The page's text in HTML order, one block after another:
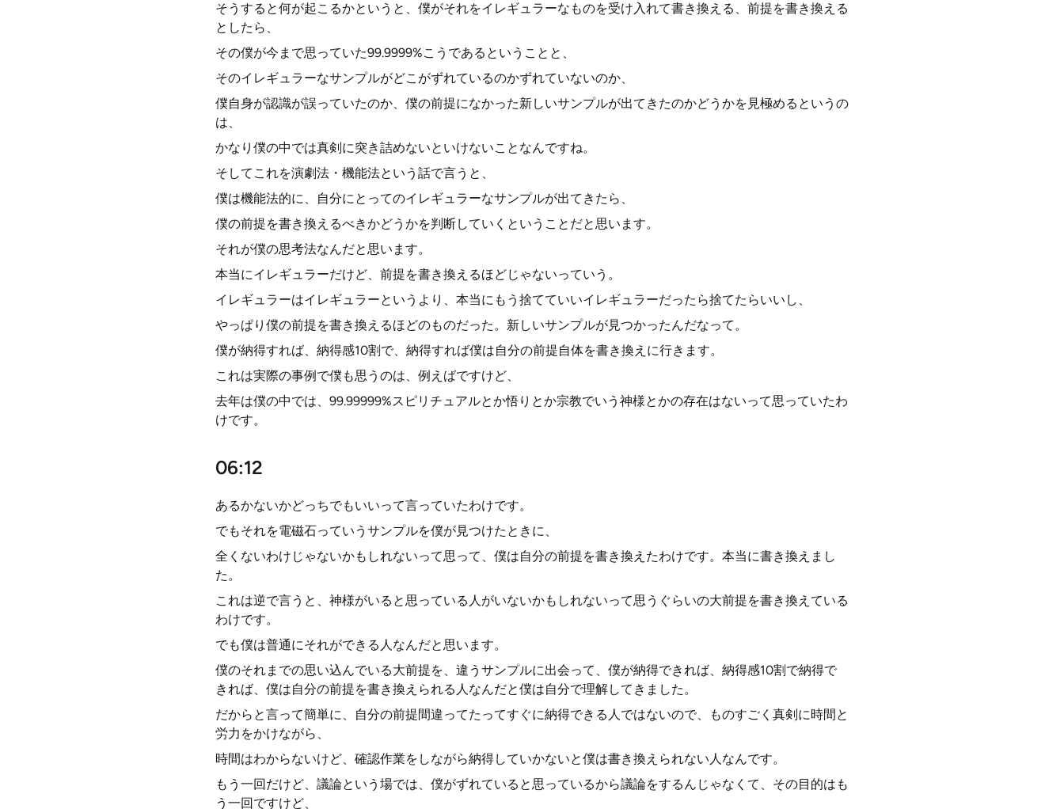
そうすると何が起こるかというと、僕がそれをイレギュラーなものを受け入れて書き換える、前提を書き換える
としたら、
その僕が今まで思っていた99.9999%こうであるということと、
そのイレギュラーなサンプルがどこがずれているのかずれていないのか、
僕自身が認識が誤っていたのか、僕の前提になかった新しいサンプルが出てきたのかどうかを見極めるというの
は、
かなり僕の中では真剣に突き詰めないといけないことなんですね。
そしてこれを演劇法・機能法という話で言うと、
僕は機能法的に、自分にとってのイレギュラーなサンプルが出てきたら、
僕の前提を書き換えるべきかどうかを判断していくということだと思います。
それが僕の思考法なんだと思います。
本当にイレギュラーだけど、前提を書き換えるほどじゃないっていう。
イレギュラーはイレギュラーというより、本当にもう捨てていいイレギュラーだったら捨てたらいいし、
やっぱり僕の前提を書き換えるほどのものだった。新しいサンプルが見つかったんだなって。
僕が納得すれば、納得感10割で、納得すれば僕は自分の前提自体を書き換えに行きます。
これは実際の事例で僕も思うのは、例えばですけど、
去年は僕の中では、99.99999%スピリチュアルとか悟りとか宗教でいう神様とかの存在はないって思っていたわ
けです。
06:12
あるかないかどっちでもいいって言っていたわけです。
でもそれを電磁石っていうサンプルを僕が見つけたときに、
全くないわけじゃないかもしれないって思って、僕は自分の前提を書き換えたわけです。本当に書き換えまし
た。
これは逆で言うと、神様がいると思っている人がいないかもしれないって思うぐらいの大前提を書き換えている
わけです。
でも僕は普通にそれができる人なんだと思います。
僕のそれまでの思い込んでいる大前提を、違うサンプルに出会って、僕が納得できれば、納得感10割で納得で
きれば、僕は自分の前提を書き換えられる人なんだと僕は自分で理解してきました。
だからと言って簡単に、自分の前提間違ってたってすぐに納得できる人ではないので、ものすごく真剣に時間と
労力をかけながら、
時間はわからないけど、確認作業をしながら納得していかないと僕は書き換えられない人なんです。
もう一回だけど、議論という場では、僕がずれていると思っているから議論をするんじゃなくて、その目的はも
う一回ですけど、